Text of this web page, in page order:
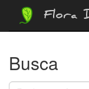
Flora
Busca